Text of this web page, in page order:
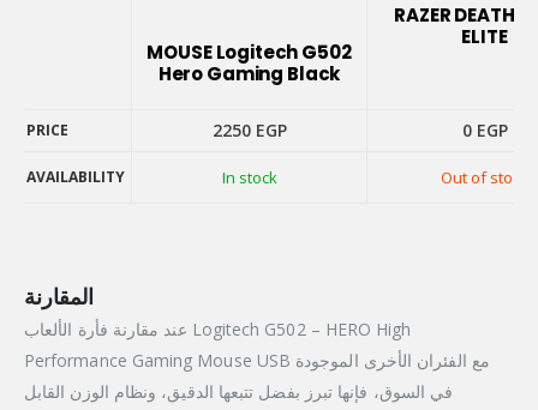
MOUSE Logitech G502
Hero Gaming Black
RAZER
ELITE
PRICE 2250 EGP 0 EGP
AVAILABILITY In stock Out of stock
PRICE
المقارنة
عند مقارنة فأرة الألعاب Logitech G502 – HERO High
Performance Gaming Mouse USB مع الفئران الأخرى الموجودة
في السوق، فإنها تبرز بفضل تتبعها الدقيق، ونظام الوزن القابل